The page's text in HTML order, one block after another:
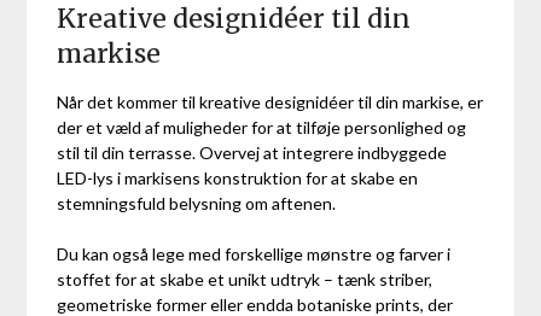
Kreative designidéer til din
markise
Når det kommer til kreative designidéer til din markise, er
der et væld af muligheder for at tilføje personlighed og
stil til din terrasse. Overvej at integrere indbyggede
LED-lys i markisens konstruktion for at skabe en
stemningsfuld belysning om aftenen.
Du kan også lege med forskellige mønstre og farver i
stoffet for at skabe et unikt udtryk – tænk striber,
geometriske former eller endda botaniske prints, der